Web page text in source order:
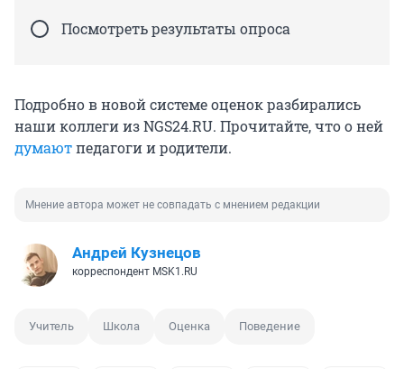
Посмотреть результаты опроса
Подробно в новой системе оценок разбирались
наши коллеги из NGS24.RU. Прочитайте, что о ней
думаютпедагоги и родители.
Мнение автора может не совпадать с мнением редакции
Андрей Кузнецов
корреспондент MSK1.RU
Учитель Школа Оценка Поведение